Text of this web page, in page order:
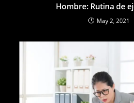
Hombre: Rutina de
May 2, 2021